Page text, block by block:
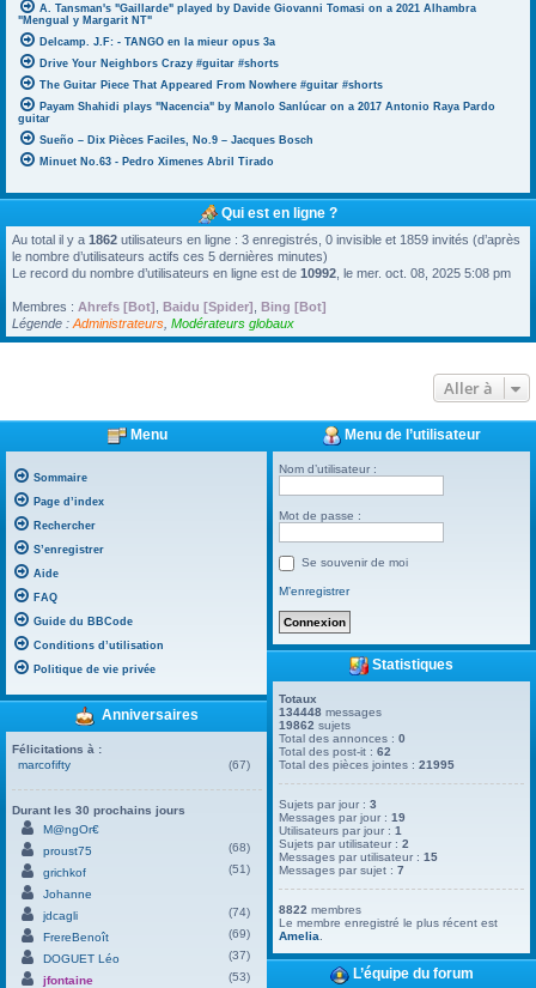
A. Tansman's "Gaillarde" played by Davide Giovanni Tomasi on a 2021 Alhambra
"Mengual y Margarit NT"
Delcamp. J.F: - TANGO en la mieur opus 3a
Drive Your Neighbors Crazy #guitar #shorts
The Guitar Piece That Appeared From Nowhere #guitar #shorts
Payam Shahidi plays "Nacencia" by Manolo Sanlúcar on a 2017 Antonio Raya Pardo
guitar
Sueño – Dix Pièces Faciles, No.9 – Jacques Bosch
Minuet No.63 - Pedro Ximenes Abril Tirado
Qui est en ligne ?
Au total il y a 1862 utilisateurs en ligne : 3 enregistrés, 0 invisible et 1859 invités (d’après
le nombre d’utilisateurs actifs ces 5 dernières minutes)
Le record du nombre d’utilisateurs en ligne est de 10992 , le mer. oct. 08, 2025 5:08 pm
Membres : Ahrefs [Bot] Baidu [Spider] Bing [Bot]
Légende : Administrateurs Modérateurs globaux
Aller à
Menu
Sommaire
Page d’index
Rechercher
S’enregistrer
Aide
FAQ
Guide du BBCode
Conditions d’utilisation
Politique de vie privée
Anniversaires
Félicitations à :
marcofifty
(67)
Durant les 30 prochains jours
M@ngOr€
proust75
(68)
grichkof
(51)
Johanne
jdcagli
(74)
FrereBenoît
(69)
DOGUET Léo
(37)
jfontaine
(53)
Menu de l’utilisateur
Nom d’utilisateur :
Mot de passe :
Se souvenir de moi
M’enregistrer
Statistiques
Totaux
134448 messages
19862 sujets
Total des annonces :0
Total des post-it :62
Total des pièces jointes :21995
Sujets par jour :3
Messages par jour :19
Utilisateurs par jour :1
Sujets par utilisateur :2
Messages par utilisateur :15
Messages par sujet :7
8822 membres
Le membre enregistré le plus récent est
Amelia
L’équipe du forum